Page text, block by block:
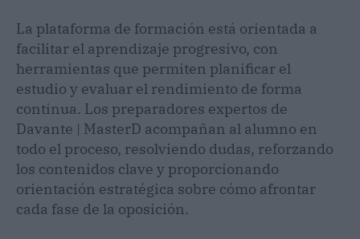
La plataforma de formación está orientada a
facilitar el aprendizaje progresivo, con
herramientas que permiten planificar el
estudio y evaluar el rendimiento de forma
continua. Los preparadores expertos de
Davante | MasterD acompañan al alumno en
todo el proceso, resolviendo dudas, reforzando
los contenidos clave y proporcionando
orientación estratégica sobre cómo afrontar
cada fase de la oposición.